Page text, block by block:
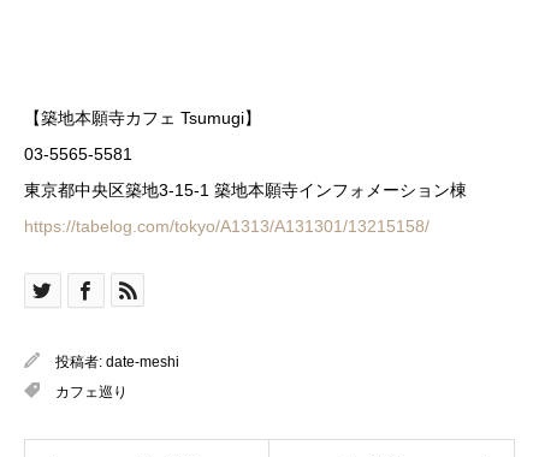
【築地本願寺カフェ Tsumugi】
03-5565-5581
東京都中央区築地3-15-1 築地本願寺インフォメーション棟
https://tabelog.com/tokyo/A1313/A131301/13215158/
投稿者: date-meshi
カフェ巡り